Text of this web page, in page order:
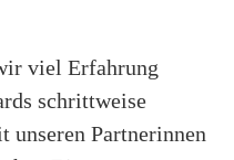
viel Erfahrung
schrittweise
unseren Partnerinnen